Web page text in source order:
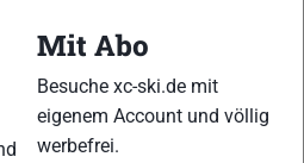
28
Mit Abo
Besuche xc-ski.de mit
eigenem Account und völlig
werbefrei.